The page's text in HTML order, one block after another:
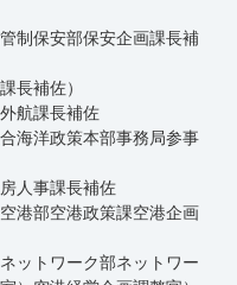
保安部保安企画課長補
佐）
課長補佐
本部事務局参事
事課長補佐
部空港政策課空港企画
ク部ネットワー